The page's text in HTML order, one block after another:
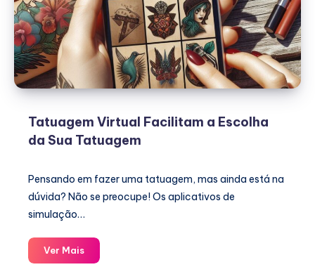
Tatuagem Virtual Facilitam a Escolha
da Sua Tatuagem
Pensando em fazer uma tatuagem, mas ainda está na
dúvida? Não se preocupe! Os aplicativos de
simulação…
Ver MaisTatuagem